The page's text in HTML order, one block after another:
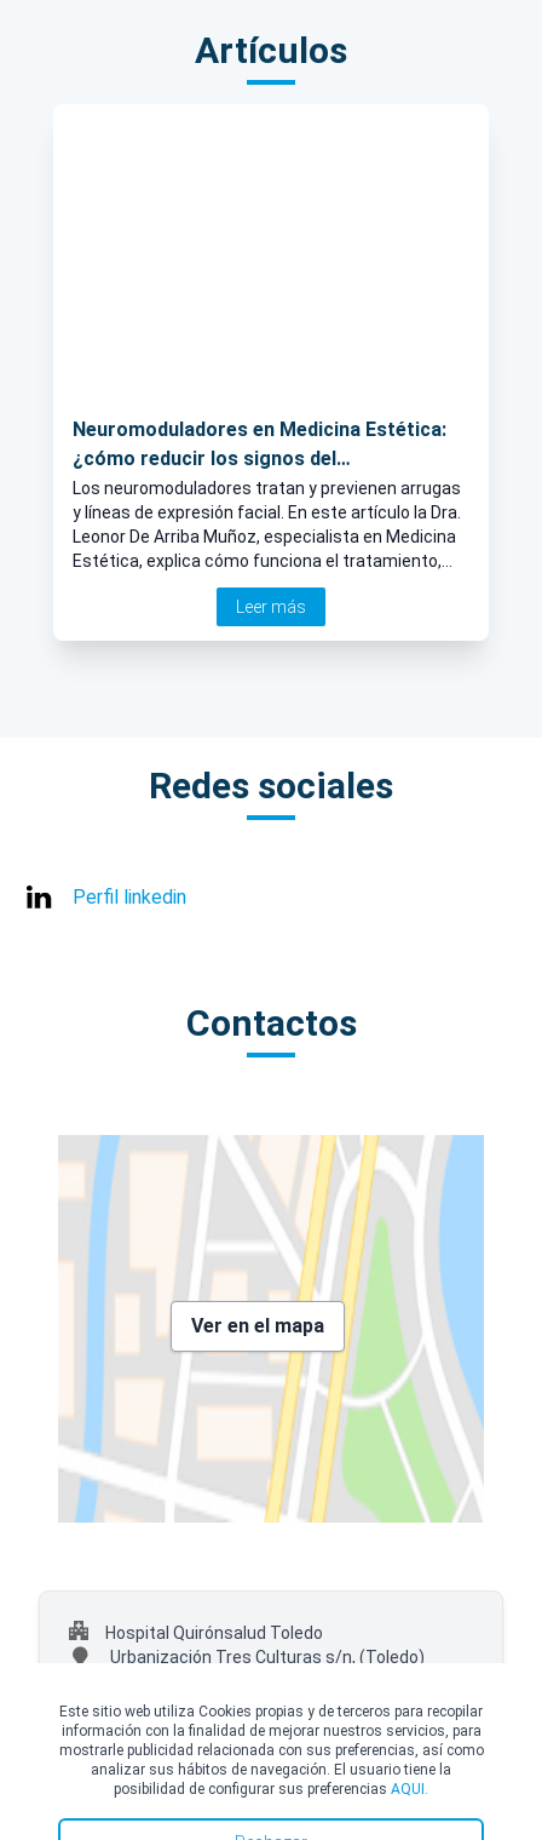
Artículos
Neuromoduladores en Medicina Estética:
¿cómo reducir los signos del
envejecimiento?
Los neuromoduladores tratan y previenen arrugas
y líneas de expresión facial. En este artículo la Dra.
Leonor De Arriba Muñoz, especialista en Medicina
Estética, explica cómo funciona el tratamiento,
qué riesgos puede conllevar y cuánto duran los
Leer más
Redes sociales
Perfil linkedin
Contactos
Ver en el mapa
Hospital Quirónsalud Toledo
Urbanización Tres Culturas s/n, (Toledo)
© Copyright Top Doctors 2026. All Right Reserved. Designed and Developed by
Top Doctors |Términos y condiciones|Política de Cookies|Política de privacidad
Este sitio web utiliza Cookies propias y de terceros para recopilar
información con la finalidad de mejorar nuestros servicios, para
mostrarle publicidad relacionada con sus preferencias, así como
analizar sus hábitos de navegación. El usuario tiene la
posibilidad de configurar sus preferencias AQUI.